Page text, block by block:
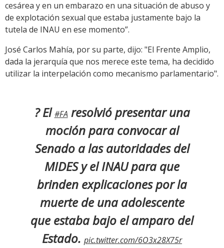
cesárea y en un embarazo en una situación de abuso y
de explotación sexual que estaba justamente bajo la
tutela de INAU en ese momento”.
José Carlos Mahía, por su parte, dijo: "El Frente Amplio,
dada la jerarquía que nos merece este tema, ha decidido
utilizar la interpelación como mecanismo parlamentario".
? El#FAresolvió presentar una
moción para convocar al
Senado a las autoridades del
MIDES y el INAU para que
brinden explicaciones por la
muerte de una adolescente
que estaba bajo el amparo del
Estado. pic.twitter.com/6O3x28X75r